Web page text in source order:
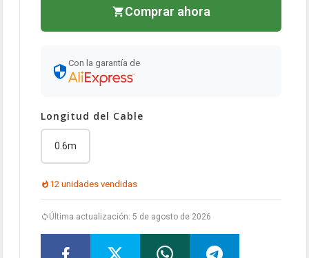
Comprar ahora
Con la garantía de
Longitud del Cable
0.6m
12 unidades vendidas
Última actualización: 5 de agosto de 2026